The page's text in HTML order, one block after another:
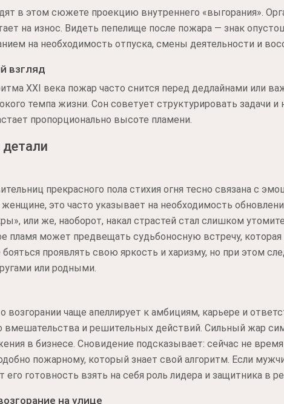
в этом сюжете проекцию внутреннего «выгорания».
на износ. Видеть пепелище после пожара — знак
на необходимость отпуска, смены деятельности и
взгляд
XXI века пожар часто снится перед дедлайнами или
темпа жизни. Сон советует структурировать задачи и
пропорционально высоте пламени.
прекрасного пола стихия огня тесно связана с
это часто указывает на необходимость
или же, наоборот, накал страстей стал слишком
пламя может предвещать судьбоносную встречу,
проявлять свою яркость и харизму, но при этом
или родными.
возгорании чаще апеллирует к амбициям, карьере и
вмешательства и решительных действий. Сильный жар
в бизнесе. Сновидение подсказывает: сейчас не
пожарному, который знает свой алгоритм. Если
его готовность взять на себя роль лидера и защитника в
на улице